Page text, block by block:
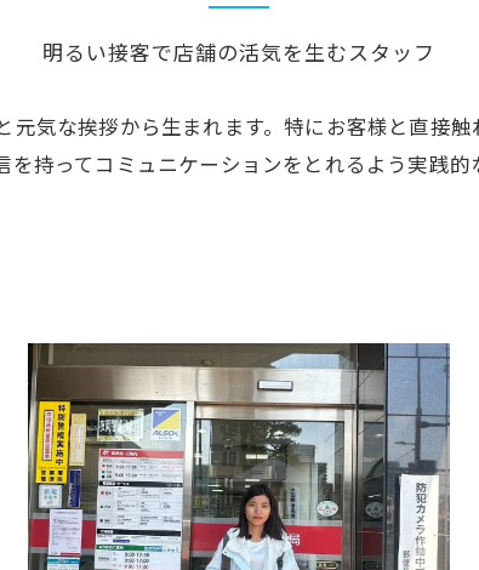
明るい接客で店舗の活気を生むスタッフ
気な挨拶から生まれます。特にお客様と直接
持ってコミュニケーションをとれるよう実践的